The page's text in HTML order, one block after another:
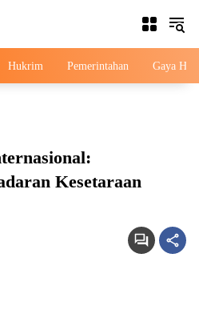
Hukrim Pemerintahan Gaya
Kesetaraan